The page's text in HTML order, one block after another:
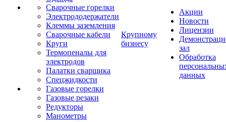
Сварочные горелки
Электрододержатели
Клеммы заземления
Сварочные кабели
Круги
Термопеналы для
электродов
Палатки сварщика
Спецжидкости
Газовые горелки
Газовые резаки
Редукторы
Манометры
Крупному
бизнесу
Акции
Новости
Лицензии
зал
Обработка
данных